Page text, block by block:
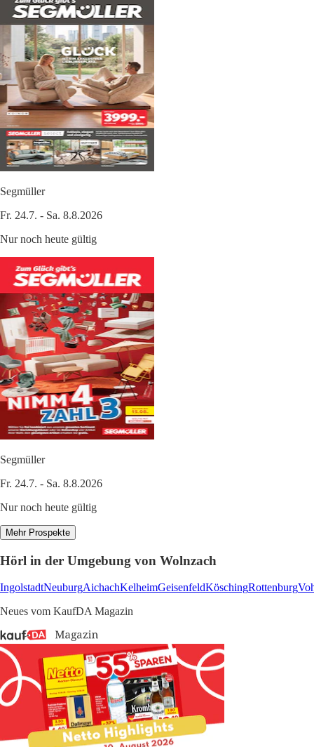
Segmüller
Fr. 24.7. - Sa. 8.8.2026
Nur noch heute gültig
Segmüller
Fr. 24.7. - Sa. 8.8.2026
Nur noch heute gültig
Mehr Prospekte
Hörl in der Umgebung von Wolnzach
IngolstadtNeuburgAichachKelheimGeisenfeldKöschingRottenburg
Neues vom KaufDA Magazin